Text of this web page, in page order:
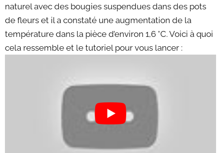
naturel avec des bougies suspendues dans des pots
de fleurs et il a constaté une augmentation de la
température dans la pièce d’environ 1,6 °C. Voici à quoi
cela ressemble et le tutoriel pour vous lancer :